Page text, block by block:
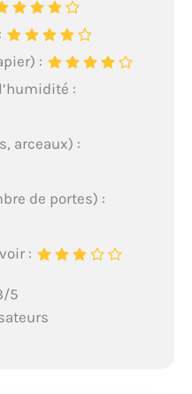
:
:
arceaux) :
de portes) :
:
5